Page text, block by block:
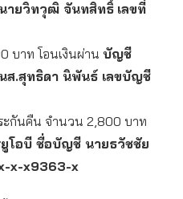
ายวิทวุฒิ จันทสิทธิ์ เลขที่
บาท โอนเงินผ่าน บัญชี
ส.สุทธิดา นิพันธ์ เลขบัญชี
ะกันคืน จำนวน 2,800 บาท
โอบี ชื่อบัญชี นายธวัชชัย
x-x9363-x